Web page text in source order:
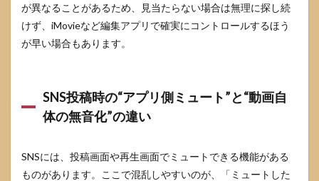
が異なることがあるため、見当たらない場合は無理に探し続
けず、iMovieなど編集アプリで確実にコントロールするほう
が早い場合もあります。
SNS投稿時の“アプリ側ミュート”と“動画自
体の無音化”の違い
SNSには、投稿画面や再生画面でミュートできる機能がある
ものがあります。ここで混乱しやすいのが、「ミュートした